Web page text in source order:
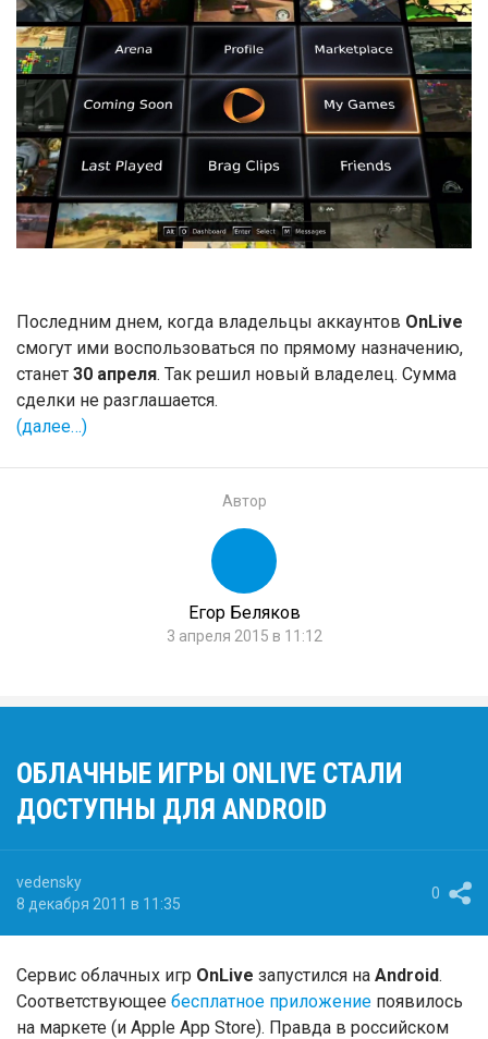
Последним днем, когда владельцы аккаунтов OnLive
смогут ими воспользоваться по прямому назначению,
станет 30 апреля. Так решил новый владелец. Сумма
сделки не разглашается.
(далее…)
Автор
Егор Беляков
3 апреля 2015 в 11:12
ОБЛАЧНЫЕ ИГРЫ ONLIVE СТАЛИ
ДОСТУПНЫ ДЛЯ ANDROID
vedensky
8 декабря 2011 в 11:35
0
Сервис облачных игр OnLive запустился на Android.
Соответствующее бесплатное приложение появилось
на маркете (и Apple App Store). Правда в российском